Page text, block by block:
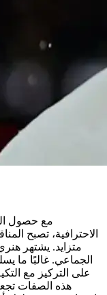
مع حصول
الاحترافية، تصبح
متزايد. يشتهر
الجماعي. غالبًا ما
على التركيز مع
هذه الصفات